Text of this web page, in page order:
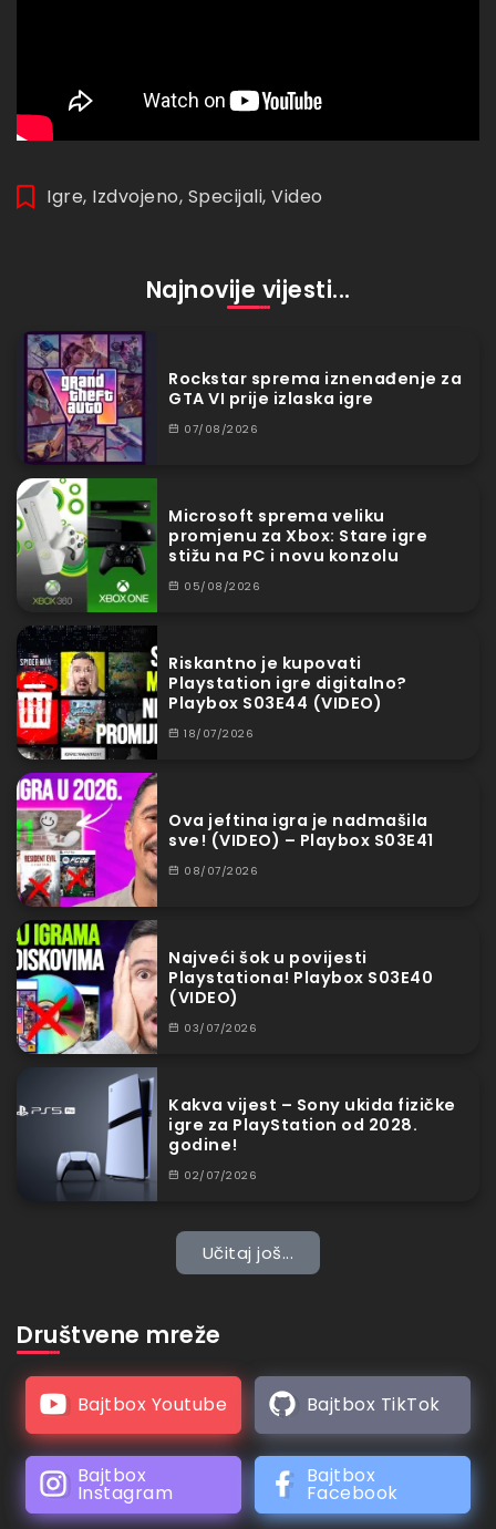
Igre, Izdvojeno, Specijali, Video
Najnovije vijesti...
Rockstar sprema iznenađenje za
GTA VI prije izlaska igre
07/08/2026
Microsoft sprema veliku
promjenu za Xbox: Stare igre
stižu na PC i novu konzolu
05/08/2026
Riskantno je kupovati
Playstation igre digitalno?
Playbox S03E44 (VIDEO)
18/07/2026
Ova jeftina igra je nadmašila
sve! (VIDEO) – Playbox S03E41
08/07/2026
Najveći šok u povijesti
Playstationa! Playbox S03E40
(VIDEO)
03/07/2026
Kakva vijest – Sony ukida fizičke
igre za PlayStation od 2028.
godine!
02/07/2026
Učitaj još...
Društvene mreže
Bajtbox Youtube Bajtbox TikTok
Bajtbox
Instagram
Bajtbox
Facebook